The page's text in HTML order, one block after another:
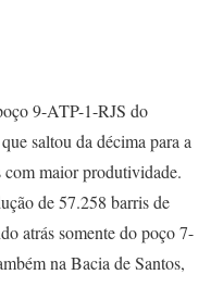
9-ATP-1-RJS do
saltou da décima para a
com maior produtividade.
de 57.258 barris de
atrás somente do poço 7-
na Bacia de Santos,